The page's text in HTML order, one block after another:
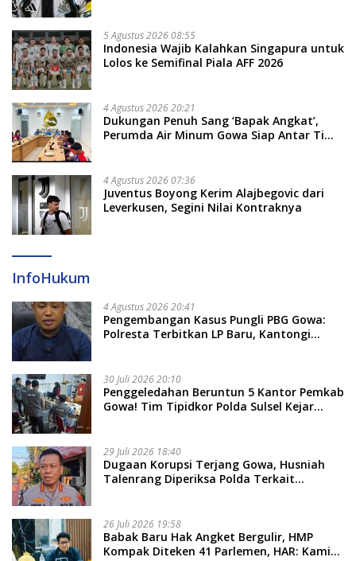
5 Agustus 2026 08:55
Indonesia Wajib Kalahkan Singapura untuk
Lolos ke Semifinal Piala AFF 2026
4 Agustus 2026 20:21
Dukungan Penuh Sang ‘Bapak Angkat’,
Perumda Air Minum Gowa Siap Antar Tim
4 Agustus 2026 07:36
Juventus Boyong Kerim Alajbegovic dari
Leverkusen, Segini Nilai Kontraknya
InfoHukum
4 Agustus 2026 20:41
Pengembangan Kasus Pungli PBG Gowa:
Polresta Terbitkan LP Baru, Kantongi
30 Juli 2026 20:10
Penggeledahan Beruntun 5 Kantor Pemkab
Gowa! Tim Tipidkor Polda Sulsel Kejar
29 Juli 2026 18:40
Dugaan Korupsi Terjang Gowa, Husniah
Talenrang Diperiksa Polda Terkait
26 Juli 2026 19:58
​Babak Baru Hak Angket Bergulir, HMP
Kompak Diteken 41 Parlemen, HAR: Kami